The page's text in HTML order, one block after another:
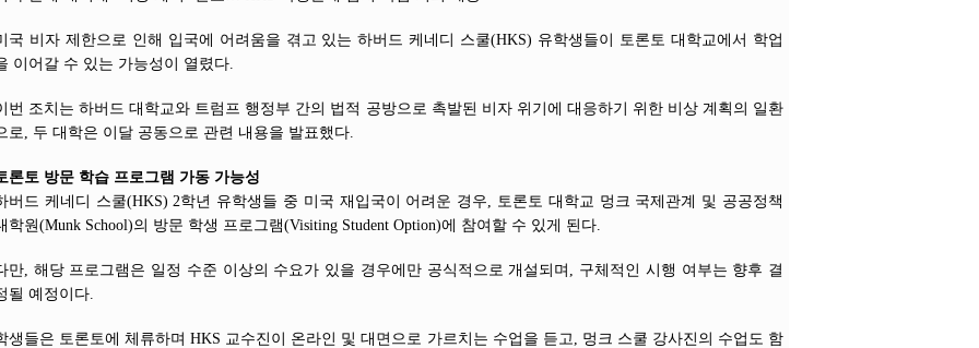
국 비자 제한으로 인해 입국에 어려움을 겪고 있는 하버드 케네디 스쿨(HKS) 유학생들이 토론토 대학교에서 학업
이어갈 수 있는 가능성이 열렸다.
번 조치는 하버드 대학교와 트럼프 행정부 간의 법적 공방으로 촉발된 비자 위기에 대응하기 위한 비상 계획의 일환
로, 두 대학은 이달 공동으로 관련 내용을 발표했다.
론토 방문 학습 프로그램 가동 가능성
버드 케네디 스쿨(HKS) 2학년 유학생들 중 미국 재입국이 어려운 경우, 토론토 대학교 멍크 국제관계 및 공공정책
학원(Munk School)의 방문 학생 프로그램(Visiting Student Option)에 참여할 수 있게 된다.
만, 해당 프로그램은 일정 수준 이상의 수요가 있을 경우에만 공식적으로 개설되며, 구체적인 시행 여부는 향후 결
될 예정이다.
생들은 토론토에 체류하며 HKS 교수진이 온라인 및 대면으로 가르치는 수업을 듣고, 멍크 스쿨 강사진의 수업도 함